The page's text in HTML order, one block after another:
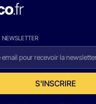
NEWSLETTER
S'INSCRIRE